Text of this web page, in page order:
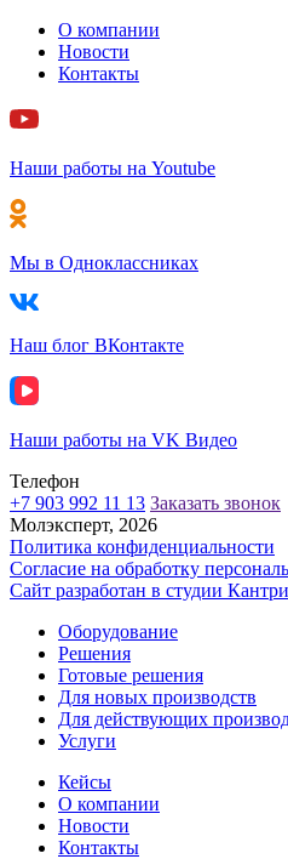
О компании
Новости
Контакты
Наши работы на Youtube
Мы в Одноклассниках
Наш блог ВКонтакте
Наши работы на VK Видео
Телефон
+7 903 992 11 13 Заказать звонок
Молэксперт, 2026
Политика конфиденциальности
Согласие на обработку
Сайт разработан в cтудии Кантри
Оборудование
Решения
Готовые решения
Для новых производств
Для действующих
Услуги
Кейсы
О компании
Новости
Контакты